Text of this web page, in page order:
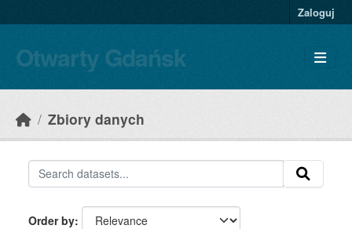
Zaloguj
Otwarty Gdańsk
Zbiory danych
Order by